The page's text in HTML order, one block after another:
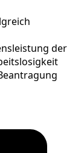
der